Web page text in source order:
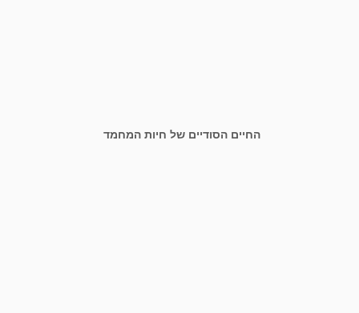
החיים הסודיים של חיות המחמד